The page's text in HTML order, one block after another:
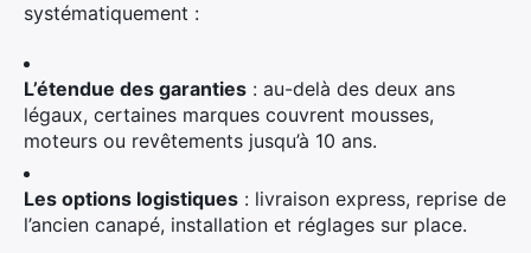
systématiquement :
L’étendue des garanties : au-delà des deux ans
légaux, certaines marques couvrent mousses,
moteurs ou revêtements jusqu’à 10 ans.
Les options logistiques : livraison express, reprise de
l’ancien canapé, installation et réglages sur place.